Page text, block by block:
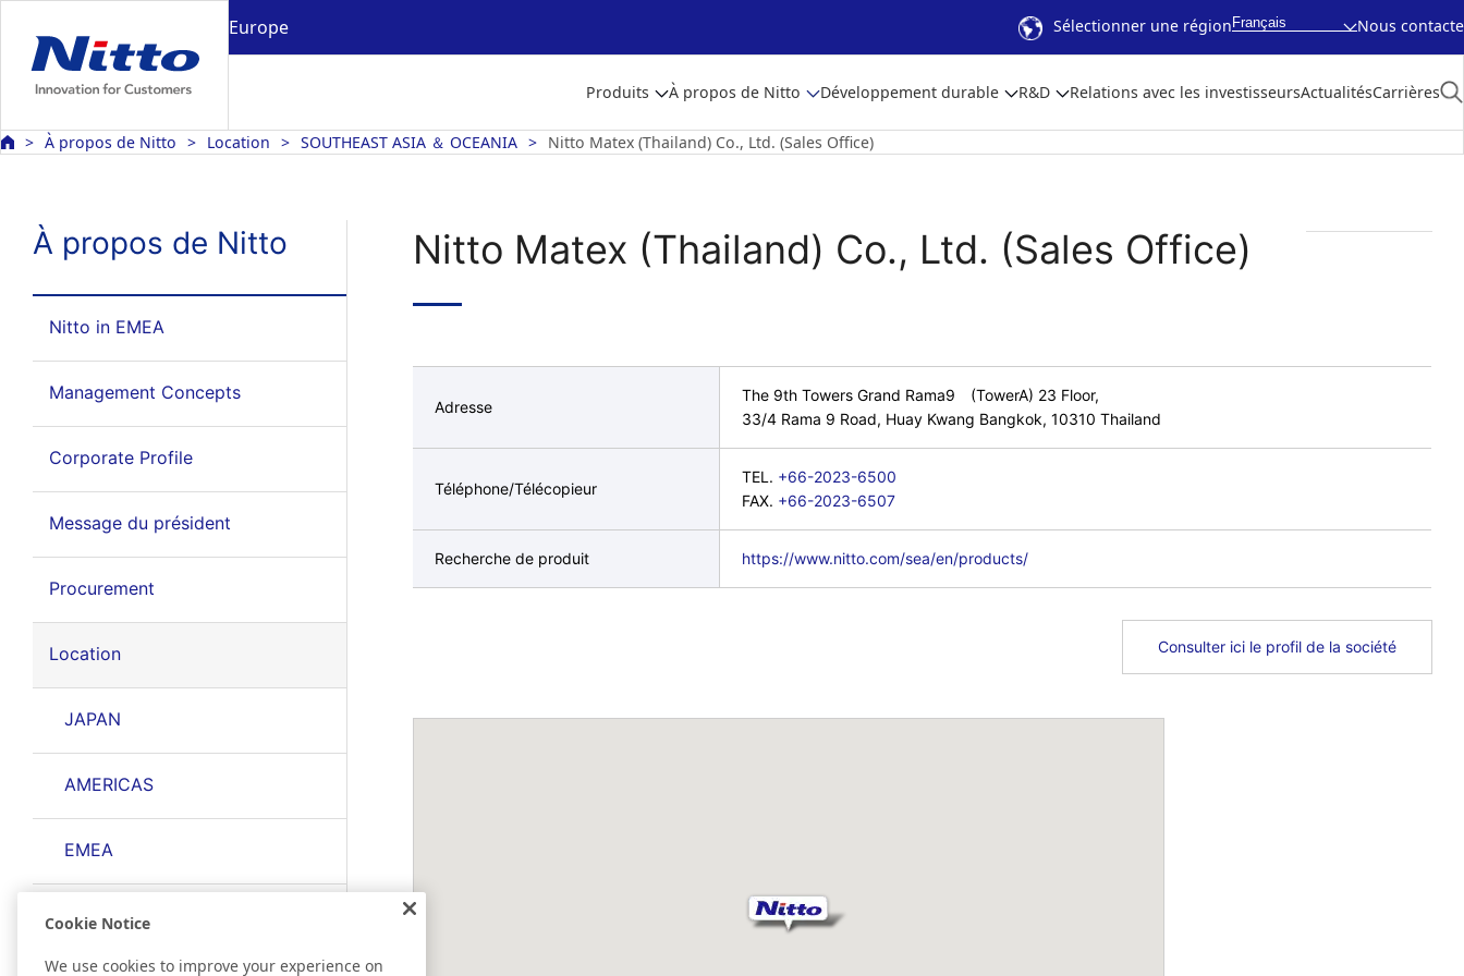
Europe Sélectionner une région Français Nous contacte
Produits À propos de Nitto Développement durable R&D Relations avec les investisseursActualitésCarrières
À propos de Nitto Location SOUTHEAST ASIA ＆ OCEANIA Nitto Matex (Thailand) Co., Ltd. (Sales Office)
À propos de Nitto
Nitto in EMEA
Management Concepts
Corporate Profile
Message du président
Procurement
Location
JAPAN
AMERICAS
EMEA
EAST ASIA
Nitto Matex (Thailand) Co., Ltd. (Sales Office)
Adresse
The 9th Towers Grand Rama9 (TowerA) 23 Floor,
33/4 Rama 9 Road, Huay Kwang Bangkok, 10310 Thailand
Téléphone/Télécopieur
TEL. +66-2023-6500
FAX. +66-2023-6507
Recherche de produit https://www.nitto.com/sea/en/products/
Consulter ici le profil de la société
Cookie Notice
We use cookies to improve your experience on